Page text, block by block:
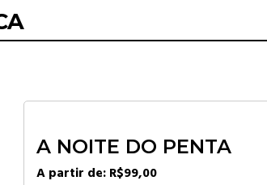
A NOITE DO PENTA
A partir de:R$99,00